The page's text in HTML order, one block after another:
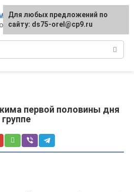
и родителям
первой половины дня
Для любых предложений по
сайту: ds75-orel@cp9.ru